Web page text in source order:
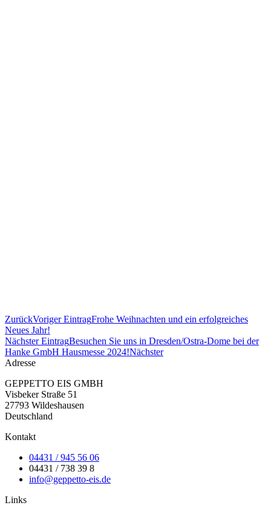
ZurückVoriger EintragFrohe Weihnachten und ein erfolgreiches
Neues Jahr!
Nächster EintragBesuchen Sie uns in Dresden/Ostra-Dome bei der
Hanke GmbH Hausmesse 2024!Nächster
Adresse
GEPPETTO EIS GMBH
Visbeker Straße 51
27793 Wildeshausen
Deutschland
Kontakt
04431 / 945 56 06
04431 / 738 39 8
info@geppetto-eis.de
Links